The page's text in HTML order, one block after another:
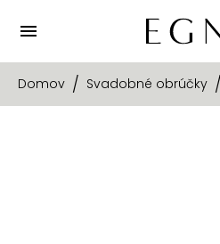
Domov Svadobné obrúčky